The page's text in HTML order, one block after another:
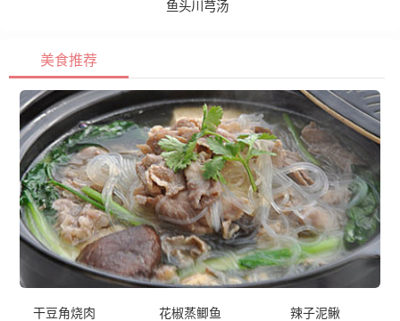
鱼头川芎汤
美食推荐
干豆角烧肉 花椒蒸鲫鱼 辣子泥鳅